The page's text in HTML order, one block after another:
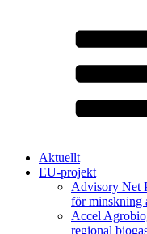
Aktuellt
EU-projekt
Advisory Net
för minskning
Accel
regional